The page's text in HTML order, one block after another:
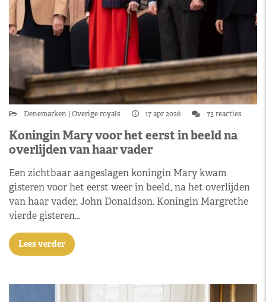
Denemarken Overige royals 17 apr 2026 73 reacties
Koningin Mary voor het eerst in beeld na
overlijden van haar vader
Een zichtbaar aangeslagen koningin Mary kwam
gisteren voor het eerst weer in beeld, na het overlijden
van haar vader, John Donaldson. Koningin Margrethe
vierde gisteren…
Lees verder